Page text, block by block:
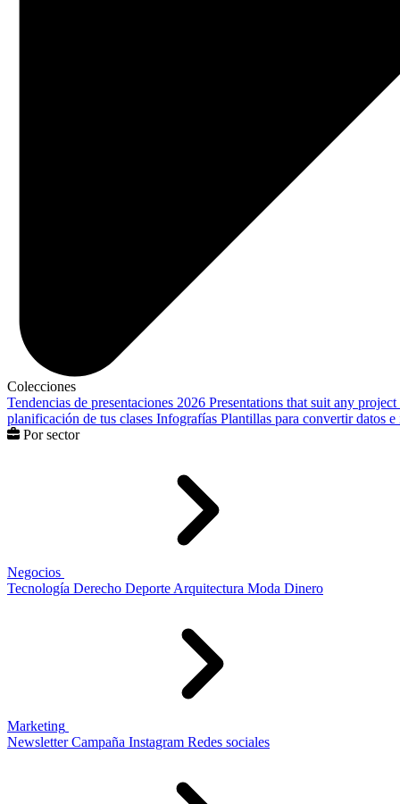
Colecciones
Tendencias de presentaciones 2026 Presentations that suit any project
planificación de tus clases Infografías Plantillas para convertir datos
Por sector
Negocios
Tecnología Derecho Deporte Arquitectura Moda Dinero
Marketing
Newsletter Campaña Instagram Redes sociales